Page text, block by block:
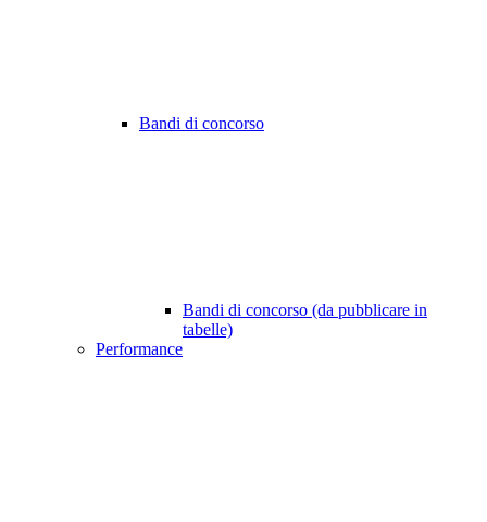
Bandi di concorso
Bandi di concorso (da pubblicare in
tabelle)
Performance